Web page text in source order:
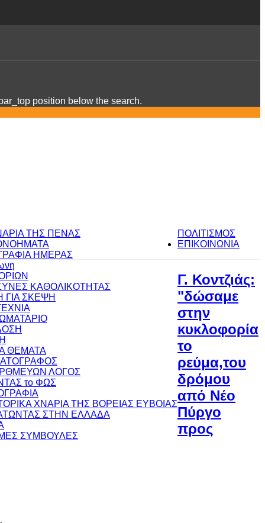
position below the search.
ΠΟΛΙΤΙΣΜΟΣ
ΤΗΣ ΠΕΝΑΣ
ΗΜΕΡΑΣ
ΚΑΘΟΛΙΚΟΤΗΤΑΣ
ΓΙΑ ΣΚΕΨΗ
ΘΕΜΑΤΑ
ΛΟΓΟΣ
το ΦΩΣ
ΧΝΑΡΙΑ ΤΗΣ ΒΟΡΕΙΑΣ ΕΥΒΟΙΑΣ
ΣΤΗΝ ΕΛΛΑΔΑ
ΣΥΜΒΟΥΛΕΣ
ΕΠΙΚΟΙΝΩΝΙΑ
Γ. Κοντζιάς:
"δώσαμε
στην
κυκλοφορία
το
ρεύμα,του
δρόμου
από Νέο
Πύργο
προς